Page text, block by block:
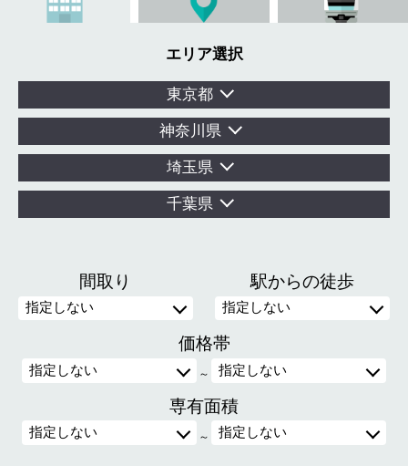
エリア選択
東京都
神奈川県
埼玉県
千葉県
間取り 駅からの徒歩
価格帯
～
専有面積
～